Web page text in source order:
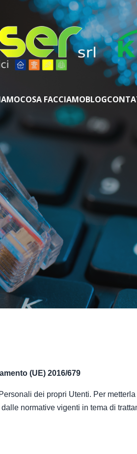
COSA FACCIAMOBLOG
(UE) 2016/679
dei propri Utenti. Per
normative vigenti in tema di